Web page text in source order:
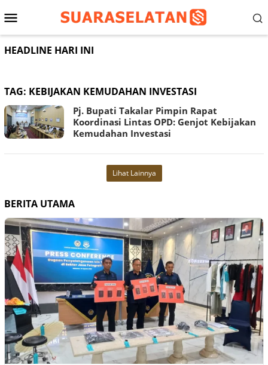
ke
Menu
Mobile
HEADLINE HARI INI
TAG: KEBIJAKAN KEMUDAHAN INVESTASI
Pj. Bupati Takalar Pimpin Rapat
Koordinasi Lintas OPD: Genjot Kebijakan
Kemudahan Investasi
Lihat Lainnya
BERITA UTAMA